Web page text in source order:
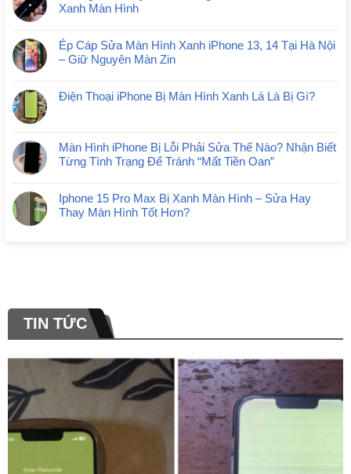
Xanh Màn Hình
Ép Cáp Sửa Màn Hình Xanh iPhone 13, 14 Tại Hà Nội
– Giữ Nguyên Màn Zin
Điện Thoại iPhone Bị Màn Hình Xanh Lá Là Bị Gì?
Màn Hình iPhone Bị Lỗi Phải Sửa Thế Nào? Nhận Biết
Từng Tình Trạng Để Tránh “Mất Tiền Oan”
Iphone 15 Pro Max Bị Xanh Màn Hình – Sửa Hay
Thay Màn Hình Tốt Hơn?
TIN TỨC